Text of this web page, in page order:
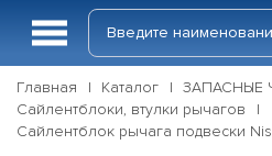
Главная Каталог ЗАПАСНЫЕ
Сайлентблоки, втулки рычагов
Сайлентблок рычага подвески